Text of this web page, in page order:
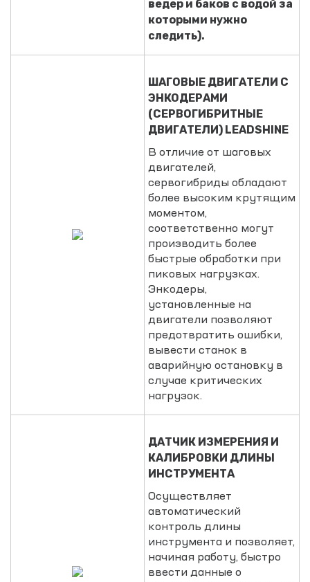
ведер и баков с водой за
которыми нужно
следить).
ШАГОВЫЕ ДВИГАТЕЛИ С
ЭНКОДЕРАМИ
(СЕРВОГИБРИТНЫЕ
ДВИГАТЕЛИ) LEADSHINE
В отличие от шаговых
двигателей,
сервогибриды обладают
более высоким крутящим
моментом,
соответственно могут
производить более
быстрые обработки при
пиковых нагрузках.
Энкодеры,
установленные на
двигатели позволяют
предотвратить ошибки,
вывести станок в
аварийную остановку в
случае критических
нагрузок.
ДАТЧИК ИЗМЕРЕНИЯ И
КАЛИБРОВКИ ДЛИНЫ
ИНСТРУМЕНТА
Осуществляет
автоматический
контроль длины
инструмента и позволяет,
начиная работу, быстро
ввести данные о